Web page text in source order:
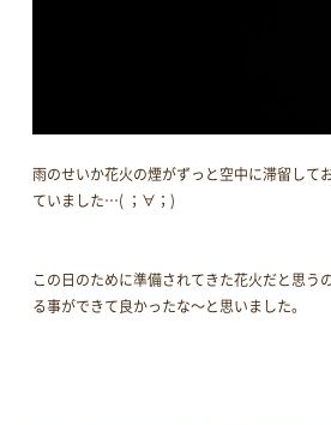
雨のせいか花火の煙がずっと空中に滞留して
ていました…( ；∀；)
この日のために準備されてきた花火だと思う
る事ができて良かったな～と思いました。